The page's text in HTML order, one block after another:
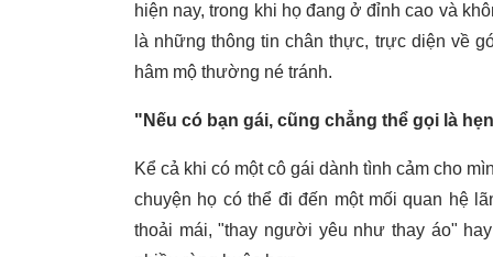
hiện nay, trong khi họ đang ở đỉnh cao và
là những thông tin chân thực, trực diện về
hâm mộ thường né tránh.
"Nếu có bạn gái, cũng chẳng thể gọi là
Kể cả khi có một cô gái dành tình cảm cho
chuyện họ có thể đi đến một mối quan hệ
thoải mái, "thay người yêu như thay áo"